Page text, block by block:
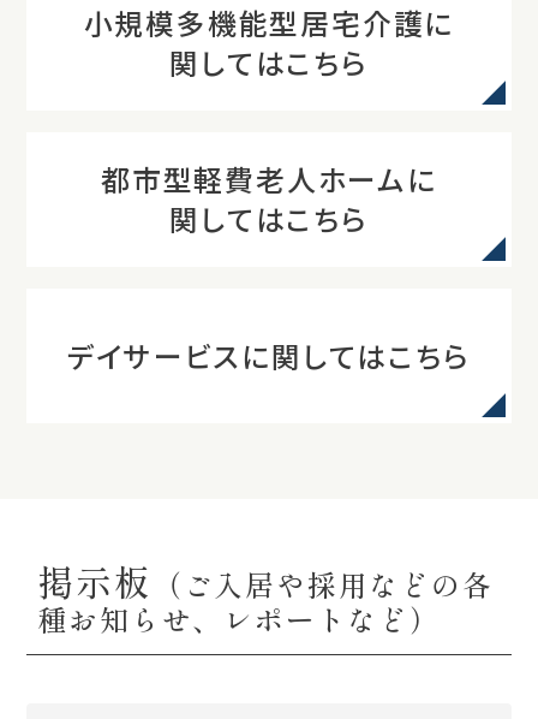
小規模多機能型居宅介護に
関してはこちら
都市型軽費老人ホームに
関してはこちら
デイサービスに関してはこちら
掲示板 （ご入居や採用などの各
種お知らせ、レポートなど）